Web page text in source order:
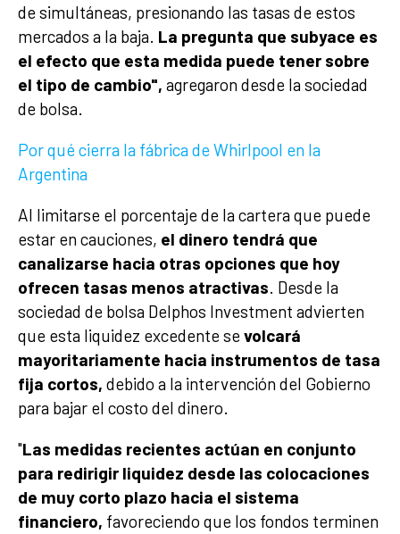
de simultáneas, presionando las tasas de estos
mercados a la baja. La pregunta que subyace es
el efecto que esta medida puede tener sobre
el tipo de cambio", agregaron desde la sociedad
de bolsa.
Por qué cierra la fábrica de Whirlpool en la
Argentina
Al limitarse el porcentaje de la cartera que puede
estar en cauciones, el dinero tendrá que
canalizarse hacia otras opciones que hoy
ofrecen tasas menos atractivas. Desde la
sociedad de bolsa Delphos Investment advierten
que esta liquidez excedente se volcará
mayoritariamente hacia instrumentos de tasa
fija cortos, debido a la intervención del Gobierno
para bajar el costo del dinero.
"Las medidas recientes actúan en conjunto
para redirigir liquidez desde las colocaciones
de muy corto plazo hacia el sistema
financiero, favoreciendo que los fondos terminen